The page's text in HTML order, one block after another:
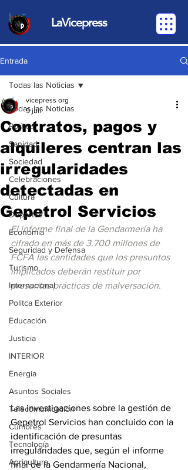
LaVicepress
Entrada
Todas las Noticias
Política
Sanidad
Sociedad
Celebraciones
Cultura
Deportes
Economia
Seguridad y Defensa
Turismo
Internacional
Politca Exterior
Educación
Justicia
INTERIOR
Energia
Asuntos Sociales
Telecomunicación
Cumbres
Tecnología
Agricultura
Todas las Noticias
Contratos, pagos y
alquileres centran las
irregularidades
detectadas en
Gepetrol Servicios
vicepress org
9 jun
El informe final de la Gendarmería ha
cifrado en más de 3.700 millones de
FCFA las cantidades que los presuntos
implicados deberán restituir por
presuntas prácticas de malversación.
Las investigaciones sobre la gestión de
Gepetrol Servicios han concluido con la
identificación de presuntas
irregularidades que, según el informe
final de la Gendarmería Nacional,